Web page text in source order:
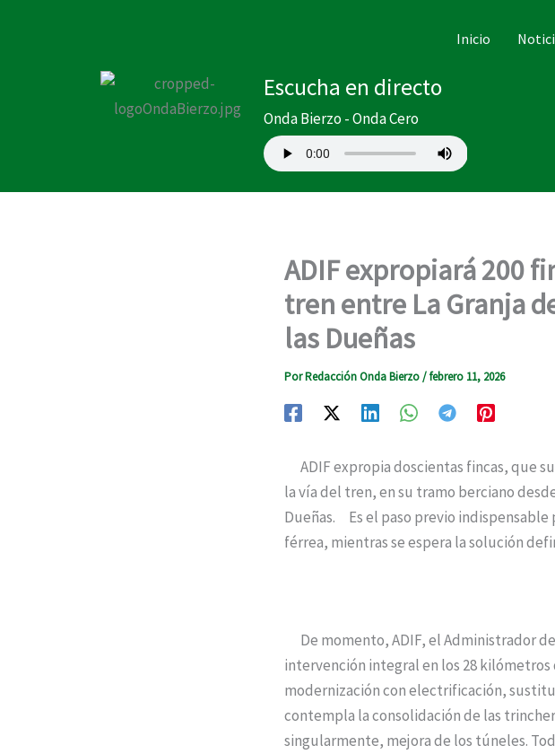
Inicio
Escucha en directo
Onda Bierzo - Onda Cero
ADIF expropiará 200
tren entre La Granja
las Dueñas
PorRedacción Onda Bierzo/febrero 11, 2026
ADIF expropia doscientas fincas, que
la vía del tren, en su tramo berciano
Dueñas. Es el paso previo indispensable
férrea, mientras se espera la solución
De momento, ADIF, el Administrador
intervención integral en los 28 kilómetros
modernización con electrificación,
contempla la consolidación de las
singularmente, mejora de los túneles.